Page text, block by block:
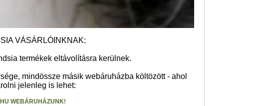
VÁSÁRLÓINKNAK:
termékek eltávolításra kerülnek.
mindössze másik webáruházba költözött - ahol
jelenleg is lehet:
WEBÁRUHÁZUNK!